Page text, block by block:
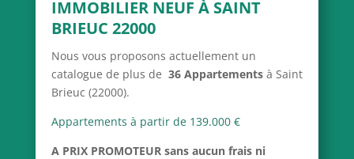
IMMOBILIER NEUF À SAINT
BRIEUC 22000
Nous vous proposons actuellement un
catalogue de plus de 36 Appartements à Saint
Brieuc (22000).
Appartements à partir de 139.000 €
A PRIX PROMOTEUR sans aucun frais ni